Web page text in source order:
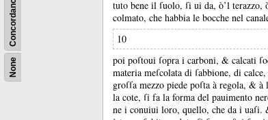
None
Concordance
tuto bene il ſuolo, ſi ui da, ò’l terazzo,
colmato, che habbia le bocche nel
10
poi poſtoui ſopra i carboni, & calcati
materia meſcolata di ſabbione, di
groſſa mezzo piede poſta à regola, & à
la cote, ſi fa la forma del pauimento
ne i conuiui loro, quello, che da i uaſi.